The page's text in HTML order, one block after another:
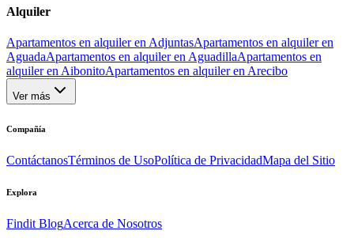
Alquiler
Apartamentos en alquiler en AdjuntasApartamentos en alquiler en
AguadaApartamentos en alquiler en AguadillaApartamentos en
alquiler en AibonitoApartamentos en alquiler en Arecibo
Ver más
Compañía
ContáctanosTérminos de UsoPolítica de PrivacidadMapa del Sitio
Explora
Findit BlogAcerca de Nosotros